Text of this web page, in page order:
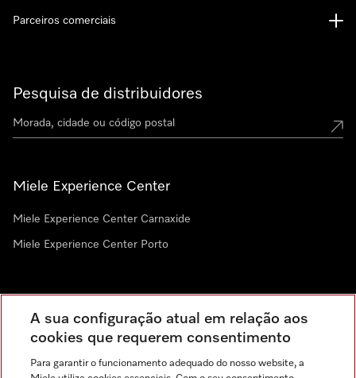
Pesquisa de distribuidores
Miele Experience Center
Miele Experience Center Carnaxide
Miele Experience Center Porto
Parceiros comerciais
A sua configuração atual em relação aos
cookies que requerem consentimento
Para garantir o funcionamento adequado do nosso website, a